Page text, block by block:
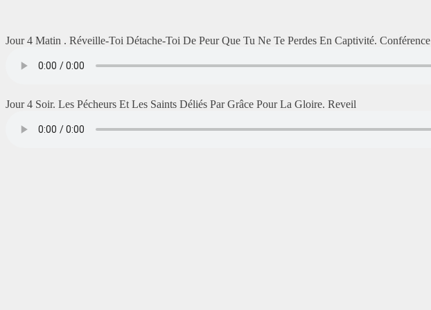
Jour 4 Matin . Réveille-Toi Détache-Toi De Peur Que Tu Ne Te Perdes En Captivité. Conférence
Jour 4 Soir. Les Pécheurs Et Les Saints Déliés Par Grâce Pour La Gloire. Reveil